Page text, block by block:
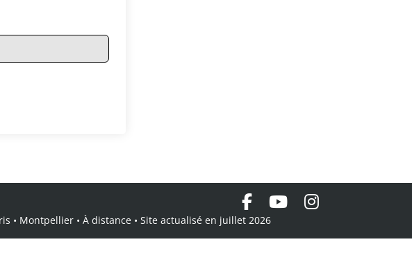
• Montpellier • À distance • Site actualisé en juillet 2026